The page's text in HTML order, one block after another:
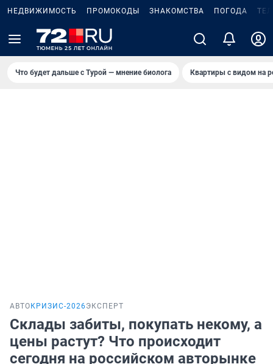
НЕДВИЖИМОСТЬ ПРОМОКОДЫ ЗНАКОМСТВА ПОГОДА
Что будет дальше с Турой — мнение биолога Квартиры с видом на
АВТО КРИЗИС-2026ЭКСПЕРТ
Склады забиты, покупать некому, а
цены растут? Что происходит
сегодня на российском авторынке